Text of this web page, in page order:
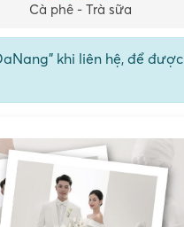
Cà phê - Trà sữa
khi liên hệ, để được